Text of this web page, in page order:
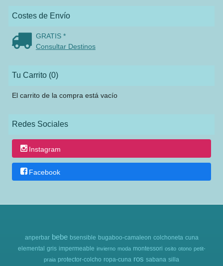
Costes de Envío
GRATIS *
Consultar Destinos
Tu Carrito (0)
El carrito de la compra está vacío
Redes Sociales
Instagram
Facebook
anperbar bebe bsensible bugaboo-camaleon colchoneta cuna
elemental gris impermeable invierno moda montessori osito otono petit-
praia protector-colcho ropa-cuna ros sabana silla